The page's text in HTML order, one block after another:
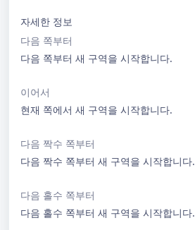
자세한 정보
다음 쪽부터
다음 쪽부터 새 구역을 시작합니다.
이어서
현재 쪽에서 새 구역을 시작합니다.
다음 짝수 쪽부터
다음 짝수 쪽부터 새 구역을 시작합니다.
다음 홀수 쪽부터
다음 홀수 쪽부터 새 구역을 시작합니다.